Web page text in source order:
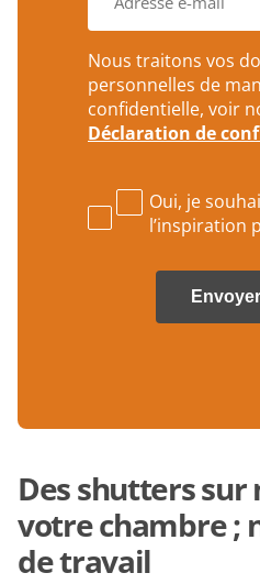
s
o
n
*
o
n
u
m
m
*
m
i
l
a
d
*
Nous traitons vos
personnelles de
confidentielle, voir
Déclaration de
Oui, je
l’inspiration
Des shutters
votre chambre ;
de travail